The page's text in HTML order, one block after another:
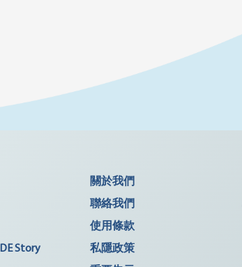
Story
關於我們
聯絡我們
使用條款
私隱政策